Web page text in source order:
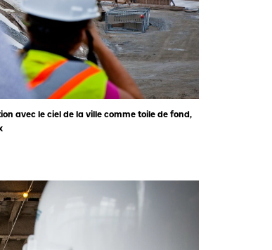
avec le ciel de la ville comme toile de fond,